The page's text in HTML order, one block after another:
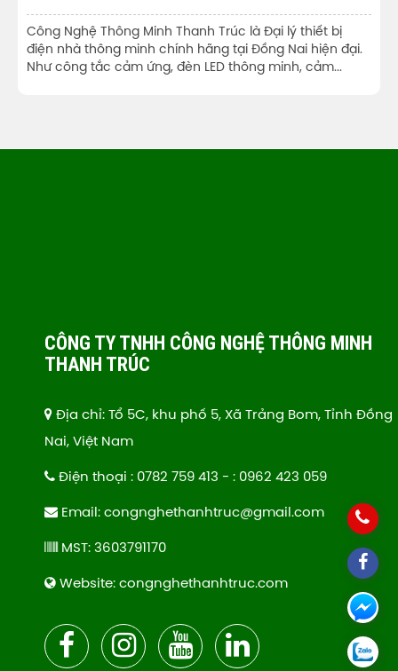
Công Nghệ Thông Minh Thanh Trúc là Đại lý thiết bị
điện nhà thông minh chính hãng tại Đồng Nai hiện đại.
Như công tắc cảm ứng, đèn LED thông minh, cảm...
CÔNG TY TNHH CÔNG NGHỆ THÔNG MINH
THANH TRÚC
Địa chỉ: Tổ 5C, khu phố 5, Xã Trảng Bom, Tỉnh Đồng
Nai, Việt Nam
Điện thoại : 0782 759 413 - : 0962 423 059
Email: congnghethanhtruc@gmail.com
MST: 3603791170
Website: congnghethanhtruc.com